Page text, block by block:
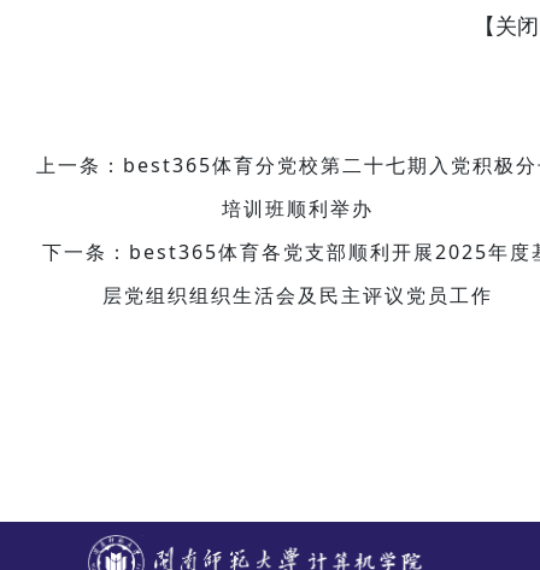
【关闭
上一条：best365体育分党校第二十七期入党积极
培训班顺利举办
下一条：best365体育各党支部顺利开展2025年度
层党组织组织生活会及民主评议党员工作